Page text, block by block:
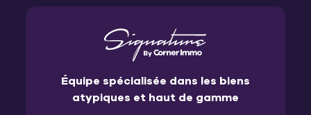
Équipe spécialisée dans les biens
atypiques et haut de gamme